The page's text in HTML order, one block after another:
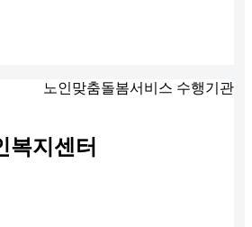
노인맞춤돌봄서비스 수행기관
복지센터